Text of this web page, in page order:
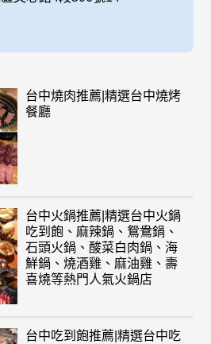
台中燒肉推薦|精選台中燒烤
餐廳
台中火鍋推薦|精選台中火鍋
吃到飽、麻辣鍋、鴛鴦鍋、
石頭火鍋、酸菜白肉鍋、海
鮮鍋、燒酒雞、麻油雞、壽
喜燒等熱門人氣火鍋店
台中吃到飽推薦|精選台中吃